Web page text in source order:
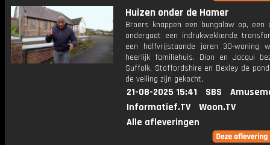
Huizen onder de Hamer
Broers knappen een bungalow op, een
ondergaat een indrukwekkende
een halfvrijstaande jaren 30-woning
heerlijk familiehuis. Dion en Jacqui
Suffolk, Staffordshire en Bexley de
de veiling zijn gekocht.
21-08-2025 15:41 SBS
Informatief.TV
Woon.TV
Alle afleveringen